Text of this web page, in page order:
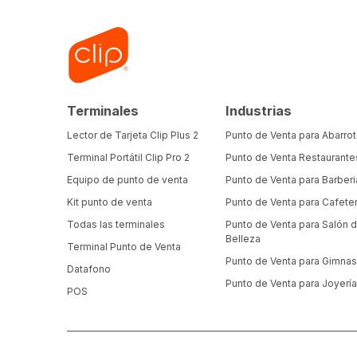
Terminales
Lector de Tarjeta Clip Plus 2
Terminal Portátil Clip Pro 2
Equipo de punto de venta
Kit punto de venta
Todas las terminales
Terminal Punto de Venta
Datafono
POS
Industrias
Punto de Venta para
Punto de Venta
Punto de Venta para
Punto de Venta para
Punto de Venta para Salón
Belleza
Punto de Venta para
Punto de Venta para Joyería